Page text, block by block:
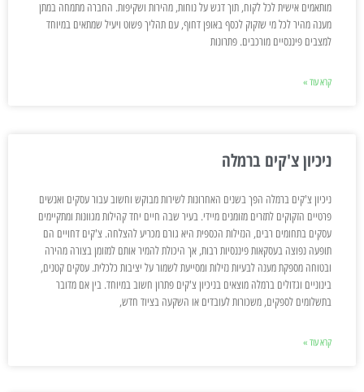
מותאמים אישית לכל לקוח, תוך דגש על נוחות, מהירות ושקיפות. החברה מתמחה במתן
מענה מהיר לכל מי שזקוק לכסף באופן דחוף, עם תהליך פשוט ויעיל שמתאים במיוחד
למצבים פיננסיים מורכבים. פתרונות
קרא עוד »
ניכיון צ'קים ברמלה
ניכיון צ'קים ברמלה הפך בשנים האחרונות לשירות מבוקש וחשוב עבור עסקים ואנשים
פרטיים הזקוקים לתזרים מזומנים מיידי. בעיר שבה חיים יחד קהילות מגוונות ומתקיימים
עסקים בתחומים רבים, הנזילות הכספית היא גורם מכריע להצלחה. צ'קים דחויים הם
תופעה נפוצה בעסקאות פיננסיות רבות, אך היכולת להמיר אותם למזומן בצורה מהירה
ובטוחה מספקת מענה לבעיות נזילות ומסייעת לשמור על יציבות כלכלית. עסקים קטנים,
בינוניים וגדולים ברמלה מוצאים בניכיון צ'קים פתרון חשוב במיוחד. בין אם מדובר
בתשלומים לספקים, משכורות לעובדים או השקעה בציוד חדש,
קרא עוד »